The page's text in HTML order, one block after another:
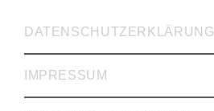
DATENSCHUTZERKLÄRUNG
IMPRESSUM